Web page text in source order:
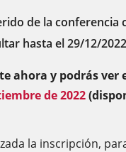
de la conferencia
hasta el 29/12/
ahora y podrás ver
de 2022
la inscripción,